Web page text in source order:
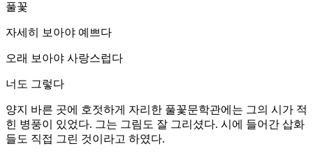
풀꽃
자세히 보아야 예쁘다
오래 보아야 사랑스럽다
너도 그렇다
양지 바른 곳에 호젓하게 자리한 풀꽃문학관에는 그의 시가 적
힌 병풍이 있었다. 그는 그림도 잘 그리셨다. 시에 들어간 삽화
들도 직접 그린 것이라고 하였다.